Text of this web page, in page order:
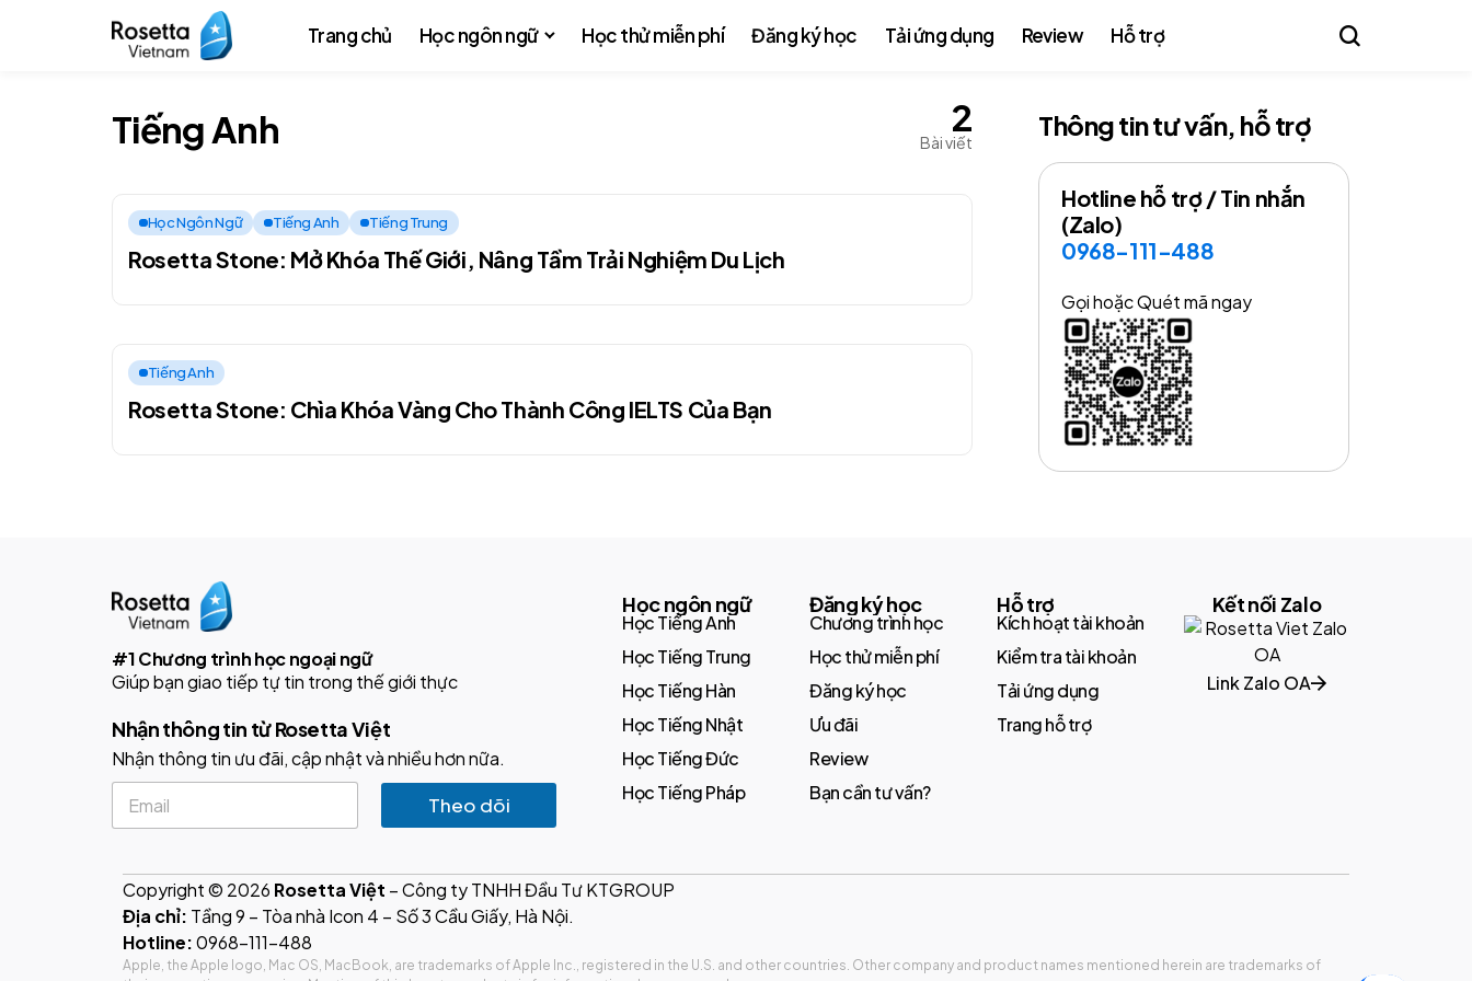
Trang chủ Học ngôn ngữ Học thử miễn phí Đăng ký học Tải ứng dụng Review Hỗ trợ
Tiếng Anh 2
Bài viết
Học Ngôn Ngữ Tiếng Anh Tiếng Trung
Rosetta Stone: Mở Khóa Thế Giới, Nâng Tầm Trải Nghiệm Du Lịch
Tiếng Anh
Rosetta Stone: Chìa Khóa Vàng Cho Thành Công IELTS Của Bạn
Thông tin tư vấn, hỗ trợ
Hotline hỗ trợ / Tin nhắn
(Zalo)
0968-111-488
Gọi hoặc Quét mã ngay
#1 Chương trình học ngoại ngữ
Giúp bạn giao tiếp tự tin trong thế giới thực
Nhận thông tin từ Rosetta Việt
Nhận thông tin ưu đãi, cập nhật và nhiều hơn nữa.
E
a
Theo dõi
Học ngôn ngữ
Học Tiếng Anh
Học Tiếng Trung
Học Tiếng Hàn
Học Tiếng Nhật
Học Tiếng Đức
Học Tiếng Pháp
Đăng ký học
Chương trình học
Học thử miễn phí
Đăng ký học
Ưu đãi
Review
Bạn cần tư vấn?
Hỗ trợ
Kích hoạt tài khoản
Kiểm tra tài khoản
Tải ứng dụng
Trang hỗ trợ
Kết nối Zalo
Link Zalo OA
Copyright © 2026 Rosetta Việt – Công ty TNHH Đầu Tư KTGROUP
Địa chỉ: Tầng 9 – Tòa nhà Icon 4 – Số 3 Cầu Giấy, Hà Nội.
Hotline:0968-111-488
Apple, the Apple logo, Mac OS, MacBook, are trademarks of Apple Inc., registered in the U.S. and other countries. Other company and product names mentioned herein are trademarks of